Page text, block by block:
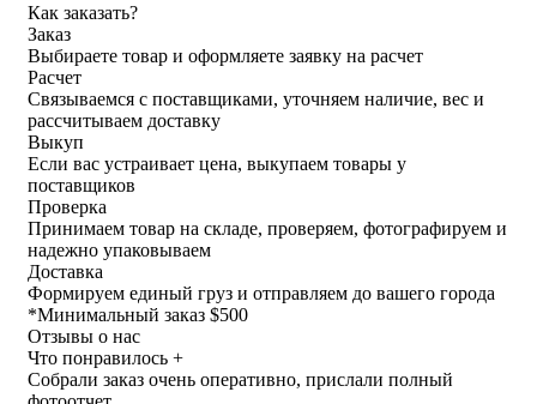
Как заказать?
Заказ
Выбираете товар и оформляете заявку на расчет
Расчет
Связываемся с поставщиками, уточняем наличие, вес и
рассчитываем доставку
Выкуп
Если вас устраивает цена, выкупаем товары у
поставщиков
Проверка
Принимаем товар на складе, проверяем, фотографируем и
надежно упаковываем
Доставка
Формируем единый груз и отправляем до вашего города
*Минимальный заказ $500
Отзывы о нас
Что понравилось +
Собрали заказ очень оперативно, прислали полный